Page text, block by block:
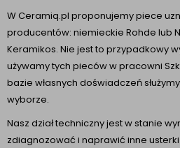
W Ceramiq.pl proponujemy piece
producentów: niemieckie Rohde lub
Keramikos. Nie jest to przypadkowy
używamy tych pieców w pracowni
bazie własnych doświadczeń
wyborze.
Nasz dział techniczny jest w stanie
zdiagnozować i naprawić inne